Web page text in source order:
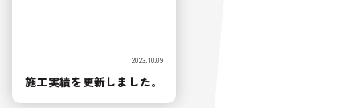
施工実績を更新しました。
2023.10.09